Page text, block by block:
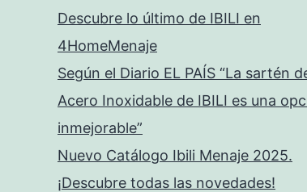
Descubre lo último de IBILI en
4HomeMenaje
Según el Diario EL PAÍS “La sartén
Acero Inoxidable de IBILI es una
inmejorable”
Nuevo Catálogo Ibili Menaje 2025.
¡Descubre todas las novedades!